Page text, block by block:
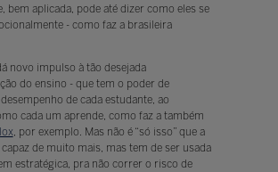
bem aplicada, pode até dizer como eles se
- como faz a brasileira
novo impulso à tão desejada
do ensino - que tem o poder de
de cada estudante, ao
cada um aprende, como faz a também
, por exemplo. Mas não é “só isso” que a
capaz de muito mais, mas tem de ser usada
estratégica, pra não correr o risco de